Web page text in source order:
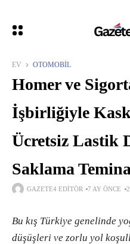
EV OTOMOBIL
Homer ve
İşbirliğiyle
Ücretsiz Lastik
Saklama
GAZETE4 EDITÖR 7 AY ÖNCE
Bu kış Türkiye genelinde
düşüşleri ve zorlu yol